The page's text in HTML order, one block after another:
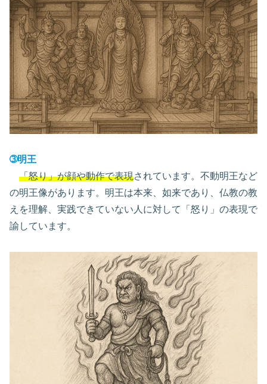
➂明王
「怒り」が顔や動作で表現されています。不動明王など
の明王像があります。明王は本来、如来であり、仏教の教
えを理解、実践できていない人に対して「怒り」の表現で
諭しています。